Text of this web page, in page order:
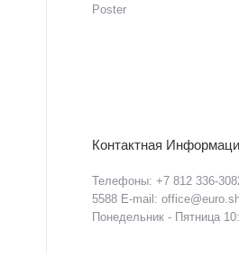
Poster
Контактная
Телефоны: +7 812 336-
5588 E-mail:
Понедельник - Пятница